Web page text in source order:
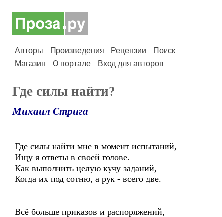
Авторы Произведения Рецензии
Поиск
Магазин
О портале Вход для авторов
Где силы найти?
Михаил Стрига
Где силы найти мне в момент испытаний,
Ищу я ответы в своей голове.
Как выполнить целую кучу заданий,
Когда их под сотню, а рук - всего две.
Всё больше приказов и распоряжений,